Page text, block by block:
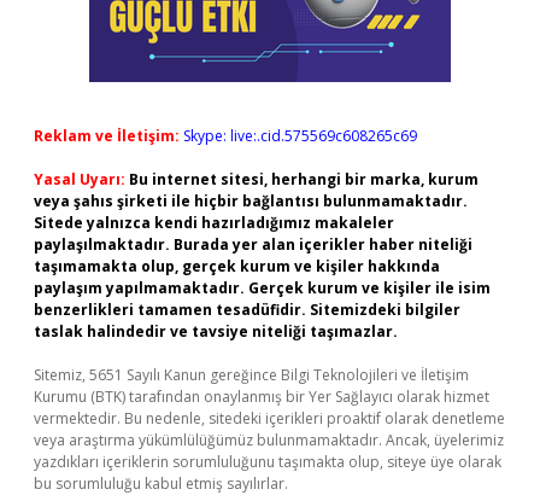
Reklam ve İletişim: Skype: live:.cid.575569c608265c69
Yasal Uyarı: Bu internet sitesi, herhangi bir marka, kurum
veya şahıs şirketi ile hiçbir bağlantısı bulunmamaktadır.
Sitede yalnızca kendi hazırladığımız makaleler
paylaşılmaktadır. Burada yer alan içerikler haber niteliği
taşımamakta olup, gerçek kurum ve kişiler hakkında
paylaşım yapılmamaktadır. Gerçek kurum ve kişiler ile isim
benzerlikleri tamamen tesadüfidir. Sitemizdeki bilgiler
taslak halindedir ve tavsiye niteliği taşımazlar.
Sitemiz, 5651 Sayılı Kanun gereğince Bilgi Teknolojileri ve İletişim
Kurumu (BTK) tarafından onaylanmış bir Yer Sağlayıcı olarak hizmet
vermektedir. Bu nedenle, sitedeki içerikleri proaktif olarak denetleme
veya araştırma yükümlülüğümüz bulunmamaktadır. Ancak, üyelerimiz
yazdıkları içeriklerin sorumluluğunu taşımakta olup, siteye üye olarak
bu sorumluluğu kabul etmiş sayılırlar.